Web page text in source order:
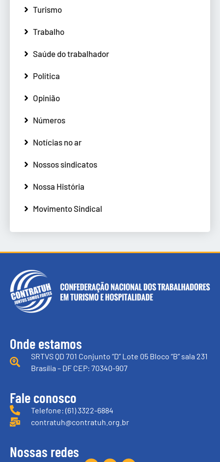
Turismo
Trabalho
Saúde do trabalhador
Política
Opinião
Números
Notícias no ar
Nossos sindicatos
Nossa História
Movimento Sindical
Onde estamos
SRTVS QD 701 Conjunto “D” Lote 05 Bloco “B” sala 231
Brasília – DF CEP: 70340-907
Fale conosco
Telefone: (61) 3322-6884
contratuh@contratuh.org.br
Nossas redes